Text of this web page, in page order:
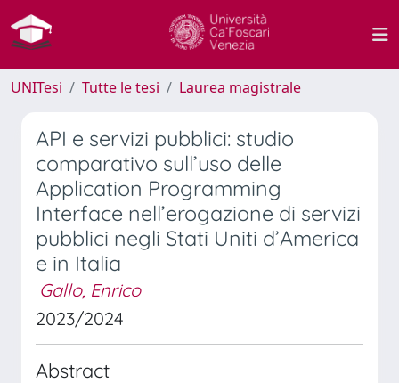
UNITesi Tutte le tesi Laurea magistrale
API e servizi pubblici: studio
comparativo sull’uso delle
Application Programming
Interface nell’erogazione di servizi
pubblici negli Stati Uniti d’America
e in Italia
Gallo, Enrico
2023/2024
Abstract